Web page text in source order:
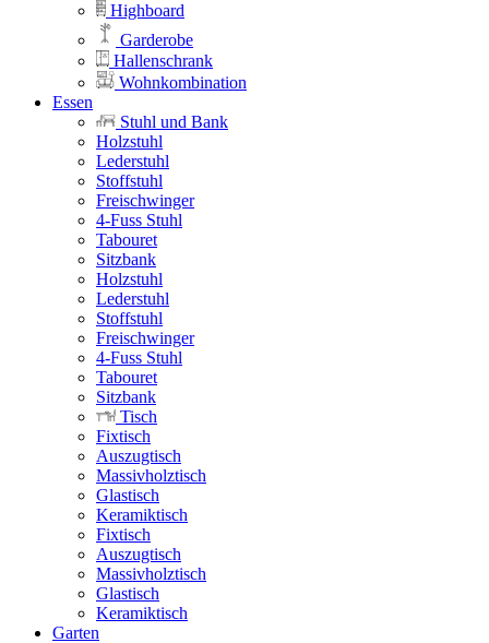
Highboard
Garderobe
Hallenschrank
Wohnkombination
Essen
Stuhl und Bank
Holzstuhl
Lederstuhl
Stoffstuhl
Freischwinger
4-Fuss Stuhl
Tabouret
Sitzbank
Holzstuhl
Lederstuhl
Stoffstuhl
Freischwinger
4-Fuss Stuhl
Tabouret
Sitzbank
Tisch
Fixtisch
Auszugtisch
Massivholztisch
Glastisch
Keramiktisch
Fixtisch
Auszugtisch
Massivholztisch
Glastisch
Keramiktisch
Garten